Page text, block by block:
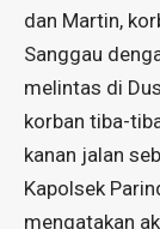
dan Martin,
Sanggau
melintas di
korban tiba-
kanan jalan
Kapolsek
mengatakan